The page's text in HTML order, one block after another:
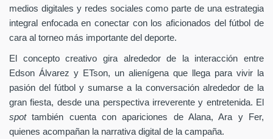
medios digitales y redes sociales como parte de una estrategia
integral enfocada en conectar con los aficionados del fútbol de
cara al torneo más importante del deporte.
El concepto creativo gira alrededor de la interacción entre
Edson Álvarez y ETson, un alienígena que llega para vivir la
pasión del fútbol y sumarse a la conversación alrededor de la
gran fiesta, desde una perspectiva irreverente y entretenida. El
spottambién cuenta con apariciones de Alana, Ara y Fer,
quienes acompañan la narrativa digital de la campaña.